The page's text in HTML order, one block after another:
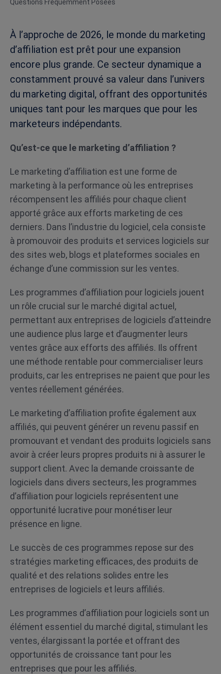
Questions Fréquemment Posées
À l’approche de 2026, le monde du marketing
d’affiliation est prêt pour une expansion
encore plus grande. Ce secteur dynamique a
constamment prouvé sa valeur dans l’univers
du marketing digital, offrant des opportunités
uniques tant pour les marques que pour les
marketeurs indépendants.
Qu’est-ce que le marketing d’affiliation ?
Le marketing d’affiliation est une forme de
marketing à la performance où les entreprises
récompensent les affiliés pour chaque client
apporté grâce aux efforts marketing de ces
derniers. Dans l’industrie du logiciel, cela consiste
à promouvoir des produits et services logiciels sur
des sites web, blogs et plateformes sociales en
échange d’une commission sur les ventes.
Les programmes d’affiliation pour logiciels jouent
un rôle crucial sur le marché digital actuel,
permettant aux entreprises de logiciels d’atteindre
une audience plus large et d’augmenter leurs
ventes grâce aux efforts des affiliés. Ils offrent
une méthode rentable pour commercialiser leurs
produits, car les entreprises ne paient que pour les
ventes réellement générées.
Le marketing d’affiliation profite également aux
affiliés, qui peuvent générer un revenu passif en
promouvant et vendant des produits logiciels sans
avoir à créer leurs propres produits ni à assurer le
support client. Avec la demande croissante de
logiciels dans divers secteurs, les programmes
d’affiliation pour logiciels représentent une
opportunité lucrative pour monétiser leur
présence en ligne.
Le succès de ces programmes repose sur des
stratégies marketing efficaces, des produits de
qualité et des relations solides entre les
entreprises de logiciels et leurs affiliés.
Les programmes d’affiliation pour logiciels sont un
élément essentiel du marché digital, stimulant les
ventes, élargissant la portée et offrant des
opportunités de croissance tant pour les
entreprises que pour les affiliés.